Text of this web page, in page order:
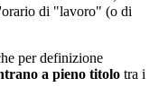
di "lavoro" (o di
per definizione
a pieno titolo tra i